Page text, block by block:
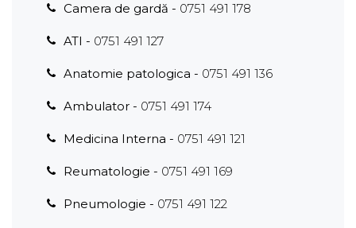
Camera de gardă - 0751 491 178
ATI - 0751 491 127
Anatomie patologica - 0751 491 136
Ambulator - 0751 491 174
Medicina Interna - 0751 491 121
Reumatologie - 0751 491 169
Pneumologie - 0751 491 122